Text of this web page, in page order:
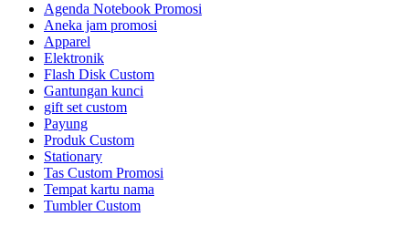
Agenda Notebook Promosi
Aneka jam promosi
Apparel
Elektronik
Flash Disk Custom
Gantungan kunci
gift set custom
Payung
Produk Custom
Stationary
Tas Custom Promosi
Tempat kartu nama
Tumbler Custom